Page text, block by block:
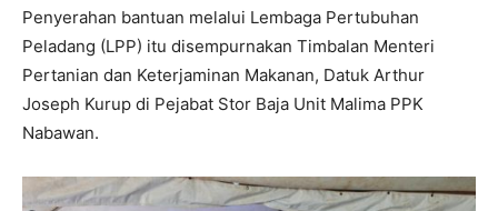
Penyerahan bantuan melalui Lembaga Pertubuhan
Peladang (LPP) itu disempurnakan Timbalan Menteri
Pertanian dan Keterjaminan Makanan, Datuk Arthur
Joseph Kurup di Pejabat Stor Baja Unit Malima PPK
Nabawan.